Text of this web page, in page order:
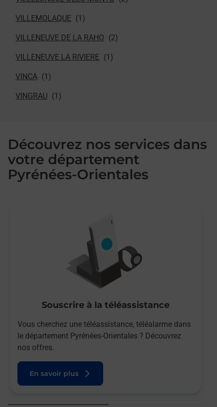
VILLEMOLAQUE
VILLENEUVE DE LA RAHO
VILLENEUVE LA RIVIERE
VINCA
VINGRAU
Découvrez nos services dans
votre département
Pyrénées-Orientales
Souscrire à la téléassistance
Vous cherchez une téléassistance, téléalarme dans
le département Pyrénées-Orientales ? Découvrez
nos offres.
En savoir plus